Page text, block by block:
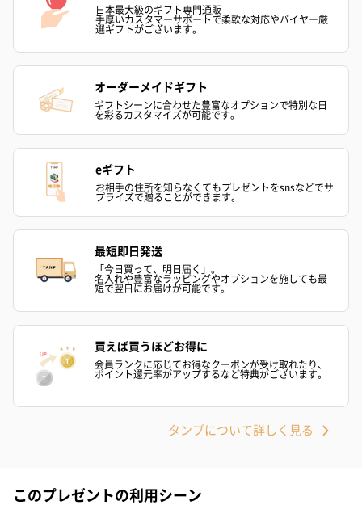
ぬいぐるみ
愛らしいぬいぐるみを同梱してお届けします。
誕生日・記念日・出産祝いなどのシーンにおすすめです。
フラワーテディベア
（2,390円）
テディベア（バニラ）
（1,760円）
紅茶・コーヒー・スイーツ
紅茶・コーヒー・スイーツを同梱してお届けいたします。ギフト
への＋αにおすすめです。
日本最大級のギフト専門通販
手厚いカスタマーサポートで柔軟な対応やバイヤー厳
選ギフトがございます。
オーダーメイドギフト
ギフトシーンに合わせた豊富なオプションで特別な日
を彩るカスタマイズが可能です。
eギフト
お相手の住所を知らなくてもプレゼントをsnsなどでサ
プライズで贈ることができます。
最短即日発送
「今日買って、明日届く」。
名入れや豊富なラッピングやオプションを施しても最
短で翌日にお届けが可能です。
買えば買うほどお得に
会員ランクに応じてお得なクーポンが受け取れたり、
ポイント還元率がアップするなど特典がございます。
タンプについて詳しく見る
このプレゼントの利用シーン